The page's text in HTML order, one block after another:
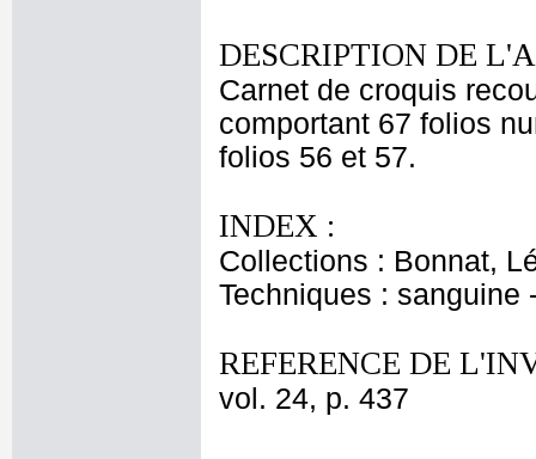
DESCRIPTION DE
Carnet de croquis
comportant 67 folios
folios 56 et 57.
INDEX :
Collections : Bonnat,
Techniques : sanguine
REFERENCE DE
vol. 24, p. 437